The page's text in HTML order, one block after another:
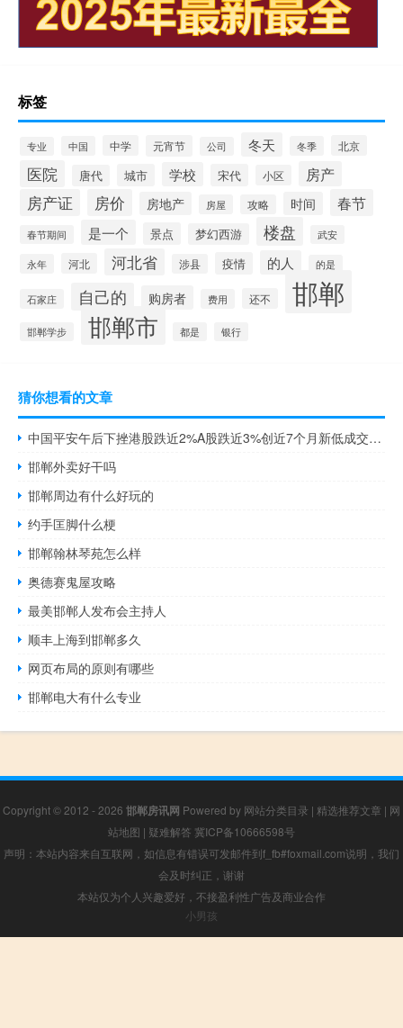
标签
专业 中国 中学 元宵节 公司 冬天 冬季 北京
医院 唐代 城市 学校 宋代 小区 房产
房产证 房价 房地产 房屋 攻略 时间 春节
春节期间 是一个 景点 梦幻西游 楼盘 武安
永年 河北 河北省 涉县 疫情 的人 的是
石家庄 自己的 购房者 费用 还不 邯郸
邯郸学步 邯郸市 都是 银行
猜你想看的文章
中国平安午后下挫港股跌近2%A股跌近3%创近7个月新低成交额达40亿元
邯郸外卖好干吗
邯郸周边有什么好玩的
约手匡脚什么梗
邯郸翰林琴苑怎么样
奥德赛鬼屋攻略
最美邯郸人发布会主持人
顺丰上海到邯郸多久
网页布局的原则有哪些
邯郸电大有什么专业
Copyright © 2012 - 2026 邯郸房讯网 Powered by 网站分类目录 | 精选推荐文章 | 网
站地图 | 疑难解答 冀ICP备10666598号
声明：本站内容来自互联网，如信息有错误可发邮件到f_fb#foxmail.com说明，我们
会及时纠正，谢谢
本站仅为个人兴趣爱好，不接盈利性广告及商业合作
小男孩